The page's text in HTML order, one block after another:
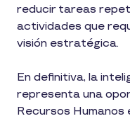
reducir tareas
actividades que
visión estratégica.
En definitiva, la
representa una
Recursos Humanos